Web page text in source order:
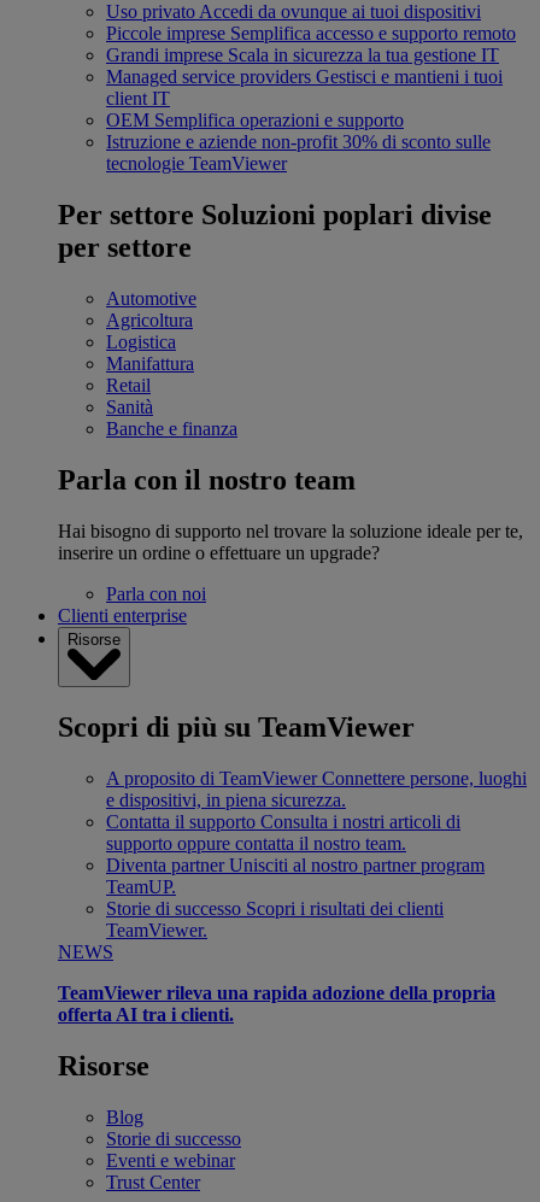
Uso privato Accedi da ovunque ai tuoi dispositivi
Piccole imprese Semplifica accesso e supporto remoto
Grandi imprese Scala in sicurezza la tua gestione IT
Managed service providers Gestisci e mantieni i tuoi
client IT
OEM Semplifica operazioni e supporto
Istruzione e aziende non-profit 30% di sconto sulle
tecnologie TeamViewer
Per settore Soluzioni poplari divise
per settore
Automotive
Agricoltura
Logistica
Manifattura
Retail
Sanità
Banche e finanza
Parla con il nostro team
Hai bisogno di supporto nel trovare la soluzione ideale per te,
inserire un ordine o effettuare un upgrade?
Parla con noi
Clienti enterprise
Risorse
Scopri di più su TeamViewer
A proposito di TeamViewer Connettere persone, luoghi
e dispositivi, in piena sicurezza.
Contatta il supporto Consulta i nostri articoli di
supporto oppure contatta il nostro team.
Diventa partner Unisciti al nostro partner program
TeamUP.
Storie di successo Scopri i risultati dei clienti
TeamViewer.
NEWS
TeamViewer rileva una rapida adozione della propria
offerta AI tra i clienti.
Risorse
Blog
Storie di successo
Eventi e webinar
Trust Center